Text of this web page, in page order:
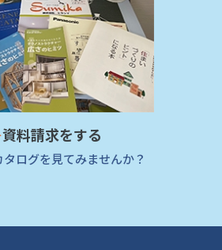
資料請求をする
タログを見てみませんか？